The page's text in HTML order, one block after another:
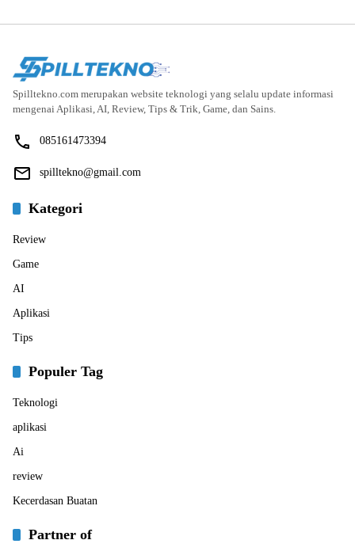
Spilltekno.com merupakan website teknologi yang selalu update informasi
mengenai Aplikasi, AI, Review, Tips & Trik, Game, dan Sains.
085161473394
spilltekno@gmail.com
Kategori
Review
Game
AI
Aplikasi
Tips
Populer Tag
Teknologi
aplikasi
Ai
review
Kecerdasan Buatan
Partner of